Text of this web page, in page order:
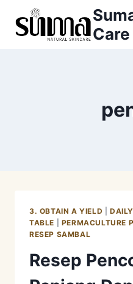
Care
3. OBTAIN A YIELD
TABLE
PERMACULTURE
RESEP SAMBAL
Resep